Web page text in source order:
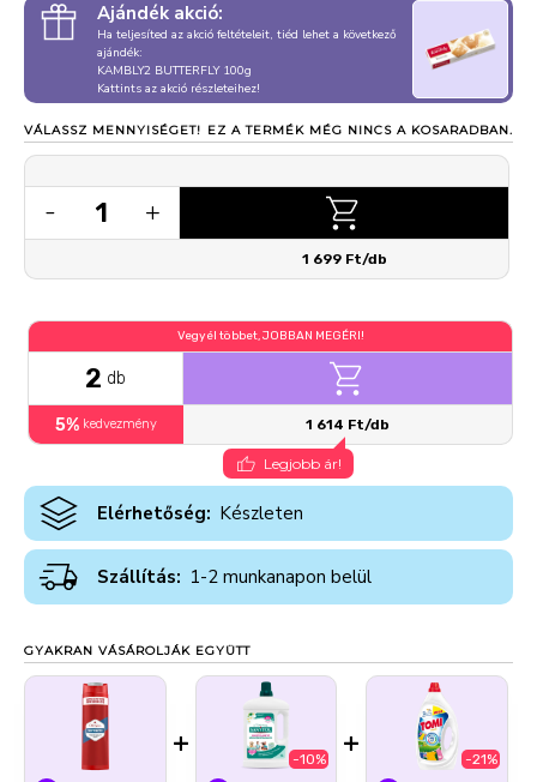
Ajándék akció:
Ha teljesíted az akció feltételeit, tiéd lehet a következő
ajándék:
KAMBLY2 BUTTERFLY 100g
Kattints az akció részleteihez!
VÁLASSZ MENNYISÉGET! EZ A TERMÉK MÉG NINCS A KOSARADBAN.
- 1 +
1 699 Ft/db
Vegyél többet, JOBBAN MEGÉRI!
2 db
5% kedvezmény 1 614 Ft/db
Legjobb ár!
Elérhetőség: Készleten
Szállítás: 1-2 munkanapon belül
GYAKRAN VÁSÁROLJÁK EGYÜTT
+
-10%
+
-21%